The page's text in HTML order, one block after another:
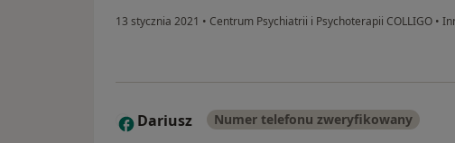
13 stycznia 2021 • Centrum Psychiatrii i Psychoterapii COLLIGO •
D Dariusz Numer telefonu zweryfikowany